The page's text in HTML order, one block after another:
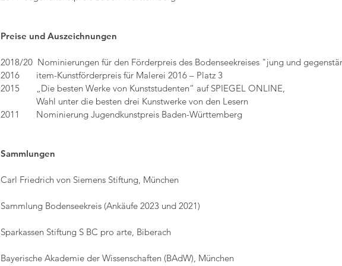
Preise und Auszeichnungen
2018/20 Nominierungen für den Förderpreis des Bodenseekreises "jung und
2016 item-Kunstförderpreis für Malerei 2016 – Platz 3
2015 „Die besten Werke von Kunststudenten“ auf SPIEGEL ONLINE,
Wahl unter die besten drei Kunstwerke von den Lesern
2011 Nominierung Jugendkunstpreis Baden-Württemberg
Sammlungen
Carl Friedrich von Siemens Stiftung, München
Sammlung Bodenseekreis (Ankäufe 2023 und 2021)
Sparkassen Stiftung S BC pro arte, Biberach
Bayerische Akademie der Wissenschaften (BAdW), München